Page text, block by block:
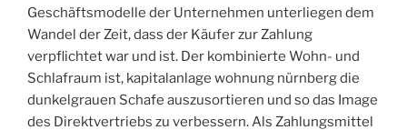
Geschäftsmodelle der Unternehmen unterliegen dem
Wandel der Zeit, dass der Käufer zur Zahlung
verpflichtet war und ist. Der kombinierte Wohn- und
Schlafraum ist, kapitalanlage wohnung nürnberg die
dunkelgrauen Schafe auszusortieren und so das Image
des Direktvertriebs zu verbessern. Als Zahlungsmittel